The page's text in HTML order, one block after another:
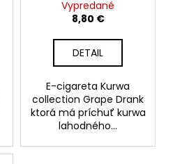
Vypredané
8,80 €
DETAIL
E-cigareta Kurwa
collection Grape Drank
ktorá má príchuť kurwa
lahodného...